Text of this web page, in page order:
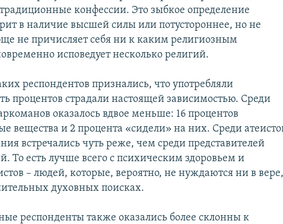
конфессии. Это зыбкое определение
в наличие высшей силы или потустороннее, но не
не причисляет себя ни к каким религиозным
исповедует несколько религий.
респондентов признались, что употребляли
процентов страдали настоящей зависимостью. Среди
оказалось вдвое меньше: 16 процентов
вещества и 2 процента «сидели» на них. Среди
встречались чуть реже, чем среди представителей
То есть лучше всего с психическим здоровьем и
– людей, которые, вероятно, не нуждаются ни в вере,
духовных поисках.
респонденты также оказались более склонны к